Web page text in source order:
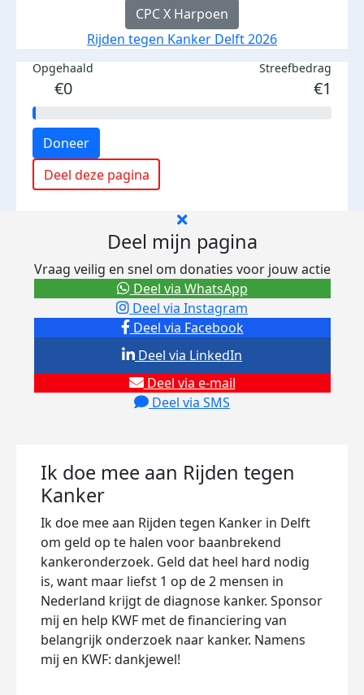
CPC X Harpoen
Rijden tegen Kanker Delft 2026
Opgehaald
€0
Streefbedrag
€1
Doneer
Deel deze pagina
Deel mijn pagina
Vraag veilig en snel om donaties voor jouw actie
Deel via Facebook
Deel via Instagram
Deel via e-mail
Deel via SMS
Deel via LinkedIn
Deel via WhatsApp
Ik doe mee aan Rijden tegen
Kanker
Ik doe mee aan Rijden tegen Kanker in Delft
om geld op te halen voor baanbrekend
kankeronderzoek. Geld dat heel hard nodig
is, want maar liefst 1 op de 2 mensen in
Nederland krijgt de diagnose kanker. Sponsor
mij en help KWF met de financiering van
belangrijk onderzoek naar kanker. Namens
mij en KWF: dankjewel!